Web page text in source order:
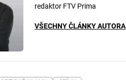
redaktor FTV Prima
VŠECHNY ČLÁNKY AUTORA